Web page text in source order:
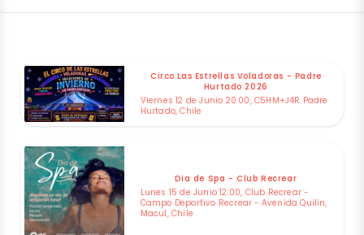
Circo Las Estrellas Voladoras - Padre
Hurtado 2026
Viernes 12 de Junio 20:00, C5HM+J4R Padre
Hurtado, Chile
Dia de Spa - Club Recrear
Lunes 15 de Junio 12:00, Club Recrear -
Campo Deportivo Recrear - Avenida Quilin,
Macul, Chile